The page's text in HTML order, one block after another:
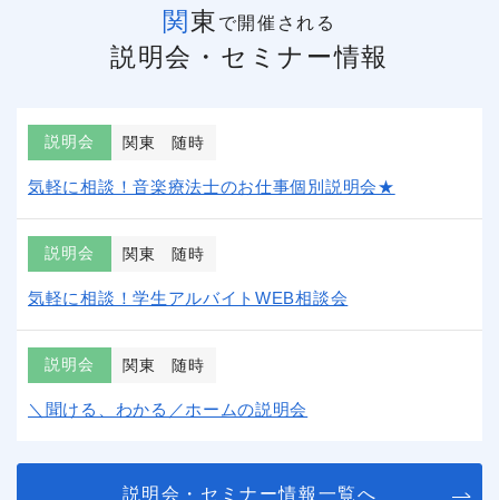
関東 で開催される
説明会・セミナー情報
説明会 関東 随時
気軽に相談！音楽療法士のお仕事個別説明会★
説明会 関東 随時
気軽に相談！学生アルバイトWEB相談会
説明会 関東 随時
＼聞ける、わかる／ホームの説明会
説明会・セミナー情報一覧へ